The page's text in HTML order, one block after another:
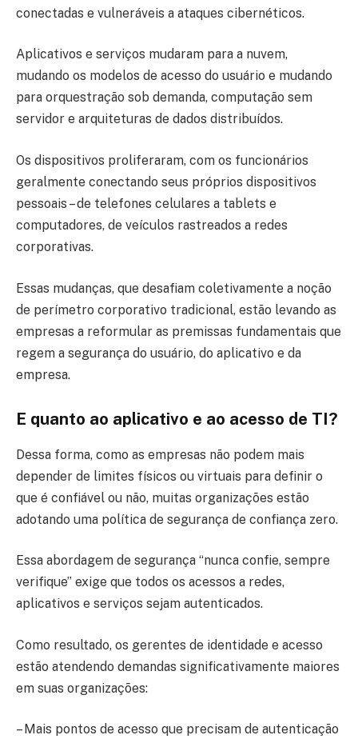
conectadas e vulneráveis ​​a ataques cibernéticos.
Aplicativos e serviços mudaram para a nuvem,
mudando os modelos de acesso do usuário e mudando
para orquestração sob demanda, computação sem
servidor e arquiteturas de dados distribuídos.
Os dispositivos proliferaram, com os funcionários
geralmente conectando seus próprios dispositivos
pessoais – de telefones celulares a tablets e
computadores, de veículos rastreados a redes
corporativas.
Essas mudanças, que desafiam coletivamente a noção
de perímetro corporativo tradicional, estão levando as
empresas a reformular as premissas fundamentais que
regem a segurança do usuário, do aplicativo e da
empresa.
E quanto ao aplicativo e ao acesso de TI?
Dessa forma, como as empresas não podem mais
depender de limites físicos ou virtuais para definir o
que é confiável ou não, muitas organizações estão
adotando uma política de segurança de confiança zero.
Essa abordagem de segurança “nunca confie, sempre
verifique” exige que todos os acessos a redes,
aplicativos e serviços sejam autenticados.
Como resultado, os gerentes de identidade e acesso
estão atendendo demandas significativamente maiores
em suas organizações:
– Mais pontos de acesso que precisam de autenticação